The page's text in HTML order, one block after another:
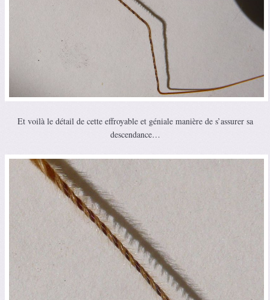
Et voilà le détail de cette effroyable et géniale manière de s’assurer sa
descendance…